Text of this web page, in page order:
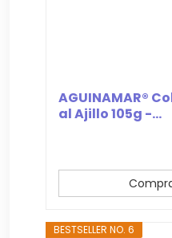
AGUINAMAR®
al Ajillo 105g -...
BESTSELLER NO. 6